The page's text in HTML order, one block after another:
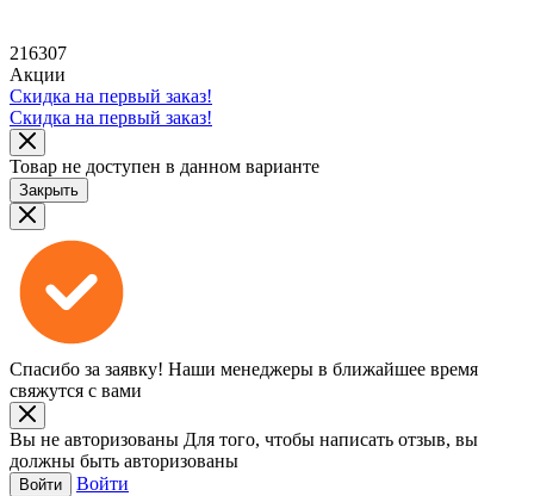
216307
Акции
Скидка на первый заказ!
Скидка на первый заказ!
Товар не доступен в данном варианте
Закрыть
Спасибо за заявку! Наши менеджеры в ближайшее время
свяжутся с вами
Вы не авторизованы Для того, чтобы написать отзыв, вы
должны быть авторизованы
Войти Войти